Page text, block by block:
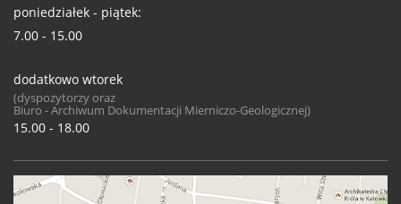
poniedziałek - piątek:
7.00 - 15.00
dodatkowo wtorek
(dyspozytorzy oraz
Biuro - Archiwum Dokumentacji Mierniczo-Geologicznej)
15.00 - 18.00